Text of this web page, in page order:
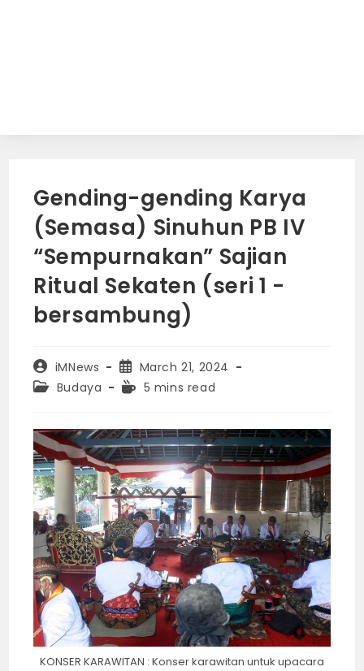
Gending-gending Karya
(Semasa) Sinuhun PB IV
“Sempurnakan” Sajian
Ritual Sekaten (seri 1 -
bersambung)
Post
author:
iMNews
Post
published:
March 21, 2024
PostBudaya
Reading
5 mins read
KONSER KARAWITAN : Konser karawitan untuk upacara